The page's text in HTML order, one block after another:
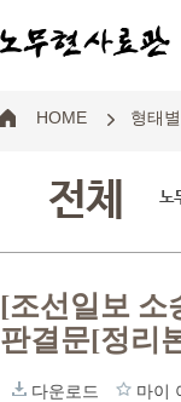
HOME 형태
전체 노
[조선일보 소
판결문[정리
다운로드 마이